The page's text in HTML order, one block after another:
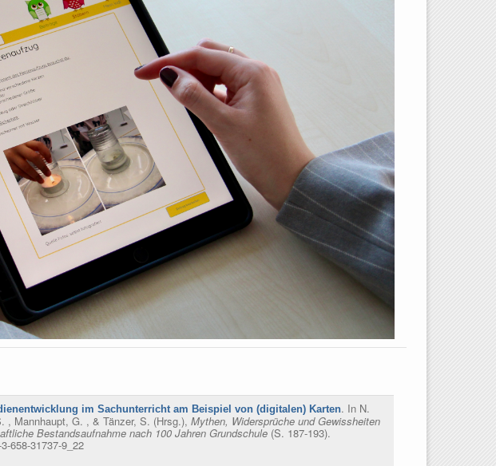
im Sachunterricht am Beispiel von (digitalen) Karten. In N.
, Mannhaupt, G. , & Tänzer, S. (Hrsg.), Mythen, Widersprüche und Gewissheiten
Bestandsaufnahme nach 100 Jahren Grundschule (S. 187-193).
658-31737-9_22